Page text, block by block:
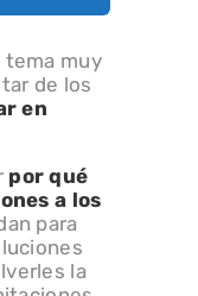
tema muy
de los
en
por qué
a los
para
la